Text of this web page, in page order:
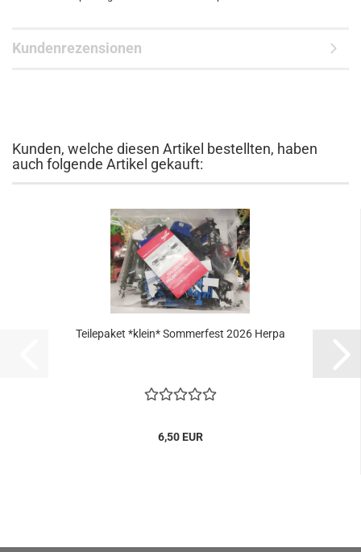
Kundenrezensionen
Kunden, welche diesen Artikel bestellten, haben
auch folgende Artikel gekauft:
Teilepaket *klein* Sommerfest 2026 Herpa
6,50 EUR